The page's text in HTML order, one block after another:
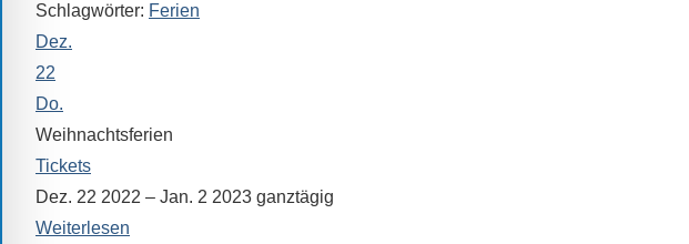
Schlagwörter: Ferien
Dez.
22
Do.
Weihnachtsferien
Tickets
Dez. 22 2022 – Jan. 2 2023 ganztägig
Weiterlesen